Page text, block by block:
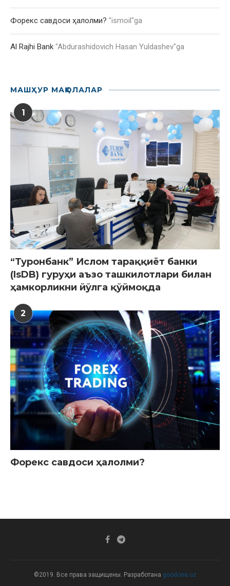
Форекс савдоси ҳалолми? "ismoil "ga
Al Rajhi Bank "Abdurashidovich Hasan Yuldashev"ga
МАШҲУР МАҚОЛАЛАР
1
“Туронбанк” Ислом тараққиёт банки
(IsDB) гуруҳи аъзо ташкилотлари билан
ҳамкорликни йўлга қўймоқда
2
Форекс савдоси ҳалолми?
©2019. Все права защищены. Разработана goodone.uz